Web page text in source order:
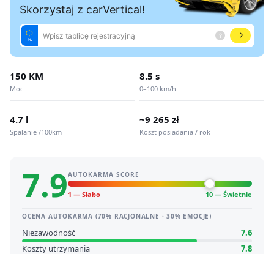
150 KM
Moc
8.5 s
0–100 km/h
4.7 l
Spalanie /100km
~9 265 zł
Koszt posiadania / rok
7.9AUTOKARMA SCORE
1 — Słabo 10 — Świetnie
OCENA AUTOKARMA (70% RACJONALNE · 30% EMOCJE)
Niezawodność
7.6
Koszty utrzymania
7.8